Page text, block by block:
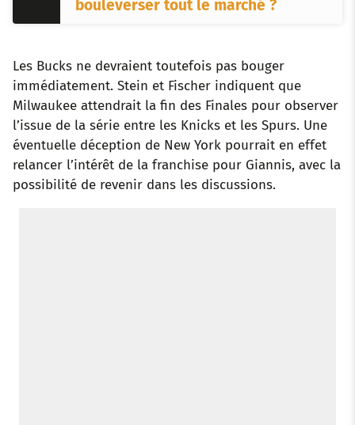
bouleverser tout le marché ?
Les Bucks ne devraient toutefois pas bouger
immédiatement. Stein et Fischer indiquent que
Milwaukee attendrait la fin des Finales pour observer
l’issue de la série entre les Knicks et les Spurs. Une
éventuelle déception de New York pourrait en effet
relancer l’intérêt de la franchise pour Giannis, avec la
possibilité de revenir dans les discussions.